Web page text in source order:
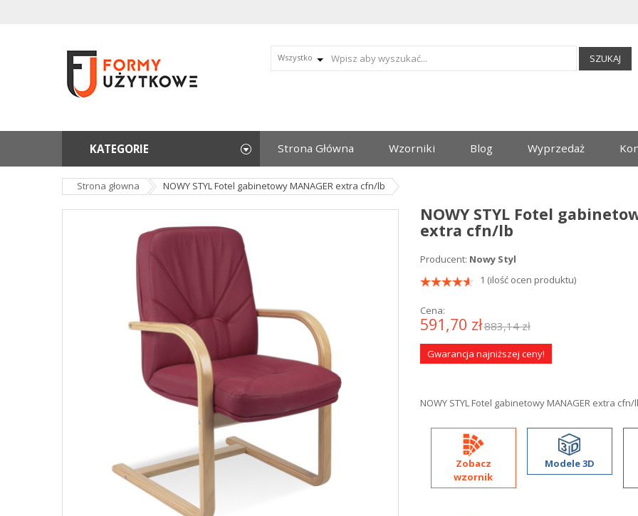
Wszystko SZUKAJ
Strona Główna Wzorniki Blog Wyprzedaż
KATEGORIE
Strona głowna NOWY STYL Fotel gabinetowy MANAGER extra cfn/lb
NOWY STYL Fotel
extra cfn/lb
Producent: Nowy Styl
1 (ilość ocen produktu)
Cena:
591,70 zł883,14 zł
Gwarancja najniższej ceny!
NOWY STYL Fotel gabinetowy MANAGER extra cfn/
Zobacz
wzornik
Modele 3D